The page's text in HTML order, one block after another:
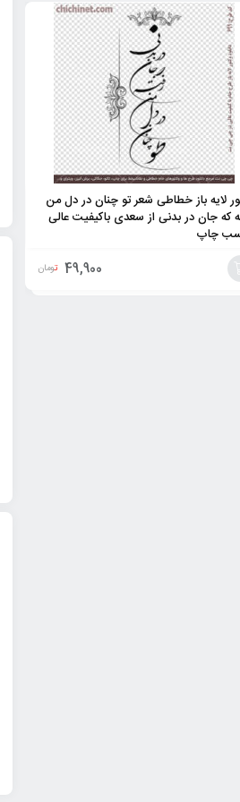
لایه باز خطاطی شعر تو چنان در دل من
که جان در بدنی از سعدی باکیفیت عالی
چاپ
49,900 تومان